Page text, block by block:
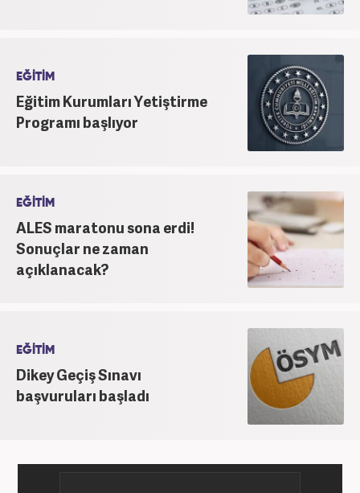
EĞİTİM
Eğitim Kurumları Yetiştirme
Programı başlıyor
EĞİTİM
ALES maratonu sona erdi!
Sonuçlar ne zaman
açıklanacak?
EĞİTİM
Dikey Geçiş Sınavı
başvuruları başladı